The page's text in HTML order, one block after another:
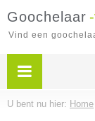
Goochelaar
Vind een
U bent nu hier: Home